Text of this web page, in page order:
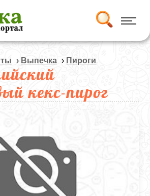
› Выпечка › Пироги
кекс-пирог